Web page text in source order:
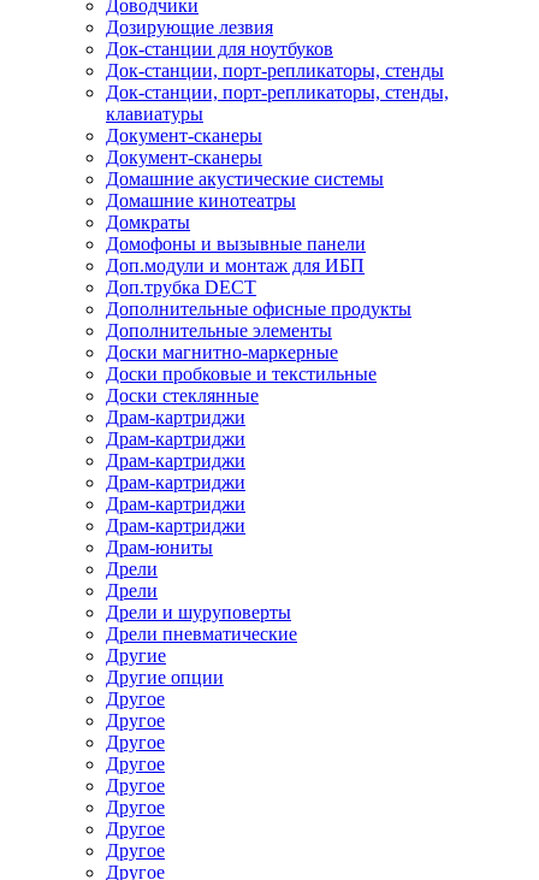
Доводчики
Дозирующие лезвия
Док-станции для ноутбуков
Док-станции, порт-репликаторы, стенды
Док-станции, порт-репликаторы, стенды,
клавиатуры
Документ-сканеры
Документ-сканеры
Домашние акустические системы
Домашние кинотеатры
Домкраты
Домофоны и вызывные панели
Доп.модули и монтаж для ИБП
Доп.трубка DECT
Дополнительные офисные продукты
Дополнительные элементы
Доски магнитно-маркерные
Доски пробковые и текстильные
Доски стеклянные
Драм-картриджи
Драм-картриджи
Драм-картриджи
Драм-картриджи
Драм-картриджи
Драм-картриджи
Драм-юниты
Дрели
Дрели
Дрели и шуруповерты
Дрели пневматические
Другие
Другие опции
Другое
Другое
Другое
Другое
Другое
Другое
Другое
Другое
Другое